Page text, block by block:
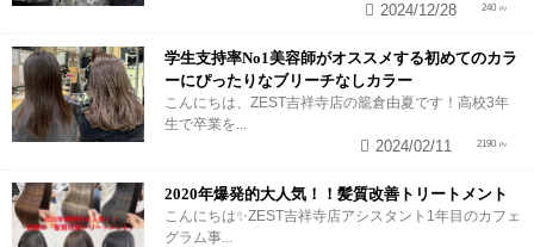
240
2024/12/28
学生支持率No1美容師がオススメする初めてのカラ
ーにぴったりなブリーチなしカラー
こんにちは、ZEST吉祥寺店の籠倉由夏です！高校3年
生で卒業を...
2190
2024/02/11
2020年爆発的大人気！！髪質改善トリートメント
こんにちは✨ZEST吉祥寺店アシスタント1年目のカフェ
グラム事...